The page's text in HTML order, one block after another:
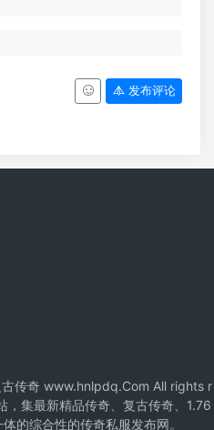
发布评论
传奇 www.hnlpdq.Com All rights r
集最新精品传奇、复古传奇、1.76
的综合性的传奇私服发布网。